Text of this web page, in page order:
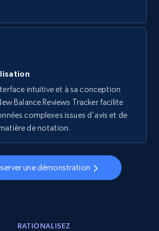
Sku, Currency, Gtin,
Image urls, Top reviews, and
877+ Commencer
Sku, Currency, Gtin,
intuitive et à sa conception
Balance Reviews Tracker facilite
complexes issues d'avis et de
de notation.
une démonstration
RATIONALISEZ